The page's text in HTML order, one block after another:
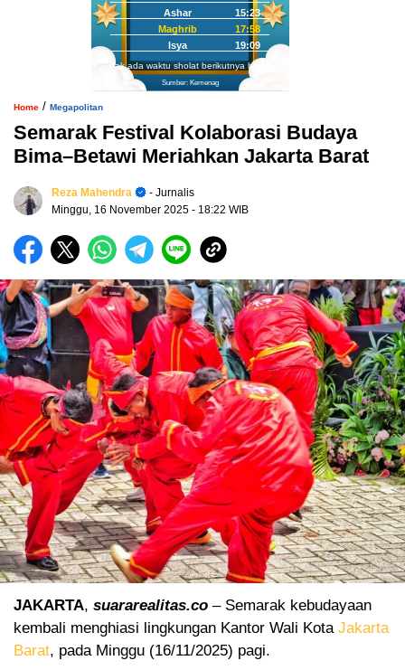
Ashar
15:23
Maghrib
17:58
Isya
19:09
Tidak ada waktu sholat berikutnya hari ini.
Sumber: Kemenag
Home / Megapolitan
Semarak Festival Kolaborasi Budaya
Bima–Betawi Meriahkan Jakarta Barat
Reza Mahendra
- Jurnalis
Minggu, 16 November 2025 - 18:22 WIB
JAKARTA, suararealitas.co – Semarak kebudayaan
kembali menghiasi lingkungan Kantor Wali Kota Jakarta
Barat, pada Minggu (16/11/2025) pagi.